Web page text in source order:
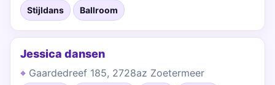
Stijldans Ballroom
Jessica dansen
Gaardedreef 185, 2728az Zoetermeer